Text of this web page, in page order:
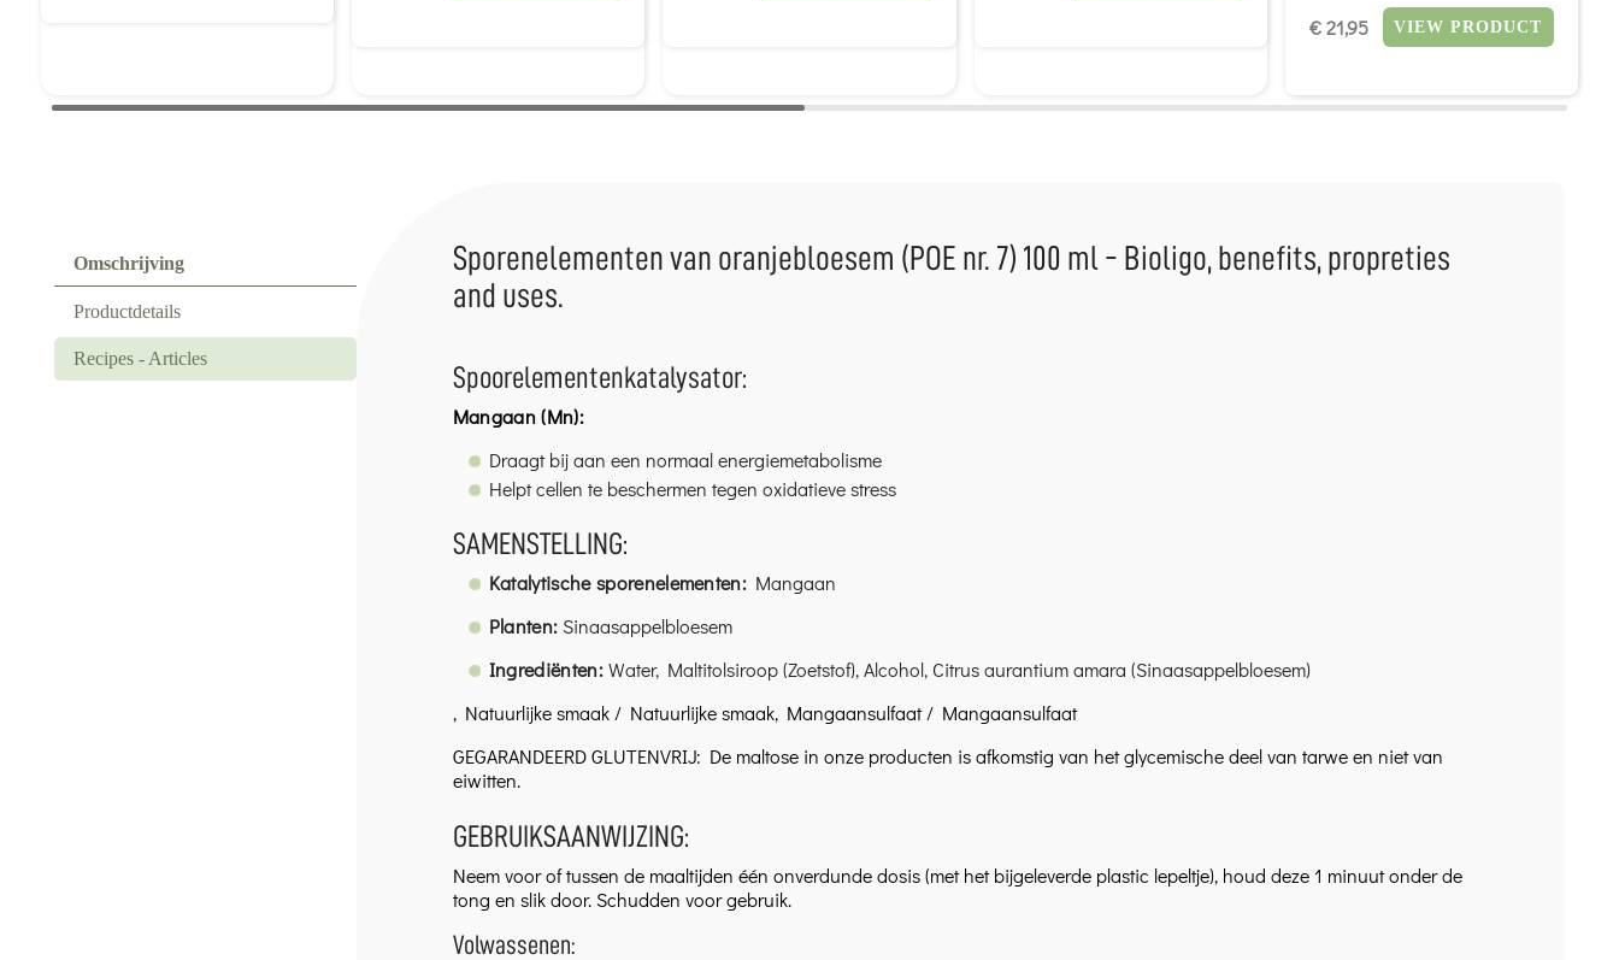
Omschrijving
Productdetails
Recipes - Articles
Sporenelementen van oranjebloesem (POE nr. 7) 100 ml - Bioligo, benefits, propreties
and uses.
Spoorelementenkatalysator:
Mangaan (Mn):
Draagt bij aan een normaal energiemetabolisme
Helpt cellen te beschermen tegen oxidatieve stress
SAMENSTELLING:
Katalytische sporenelementen: Mangaan
Planten: Sinaasappelbloesem
Ingrediënten:Water, Maltitolsiroop (Zoetstof), Alcohol, Citrus aurantium amara (Sinaasappelbloesem)
, Natuurlijke smaak / Natuurlijke smaak, Mangaansulfaat / Mangaansulfaat
GEGARANDEERD GLUTENVRIJ: De maltose in onze producten is afkomstig van het glycemische deel van tarwe en niet van
eiwitten.
GEBRUIKSAANWIJZING:
Neem voor of tussen de maaltijden één onverdunde dosis (met het bijgeleverde plastic lepeltje), houd deze 1 minuut onder de
tong en slik door. Schudden voor gebruik.
Volwassenen:
€ 21,95 VIEW PRODUCT